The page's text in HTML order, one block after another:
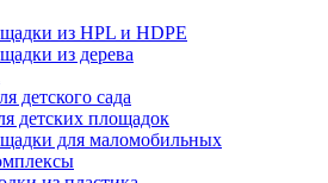
из HPL и HDPE
из дерева
детского сада
детских площадок
для маломобильных